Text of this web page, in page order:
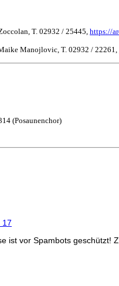
T. 02932 / 25445, https://
Manojlovic, T. 02932 / 22261,
(Posaunenchor)
17
ist vor Spambots geschützt!